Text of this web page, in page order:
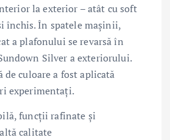
la exterior – atât cu soft
închis. În spatele maşinii,
a plafonului se revarsă în
Silver a exteriorului.
culoare a fost aplicată
experimentaţi.
funcţii rafinate şi
calitate